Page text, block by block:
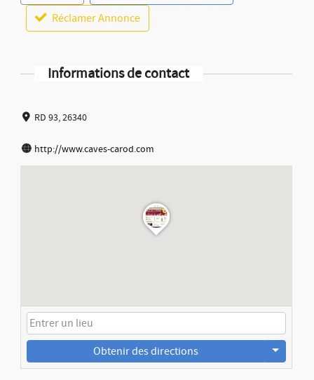
Réclamer Annonce
Informations de contact
RD 93, 26340
http://www.caves-carod.com
Obtenir des directions